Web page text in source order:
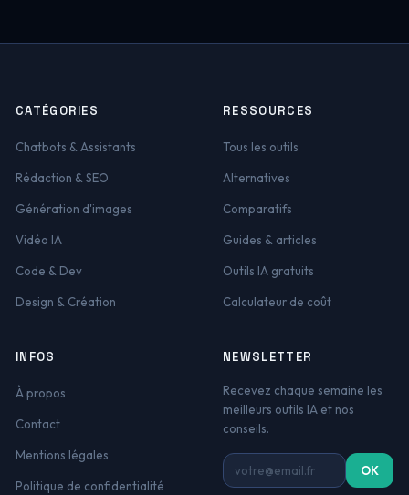
CATÉGORIES
Chatbots & Assistants
Rédaction & SEO
Génération d'images
Vidéo IA
Code & Dev
Design & Création
RESSOURCES
Tous les outils
Alternatives
Comparatifs
Guides & articles
Outils IA gratuits
Calculateur de coût
INFOS
À propos
Contact
Mentions légales
Politique de confidentialité
NEWSLETTER
Recevez chaque semaine les
meilleurs outils IA et nos
conseils.
Adresse email OK